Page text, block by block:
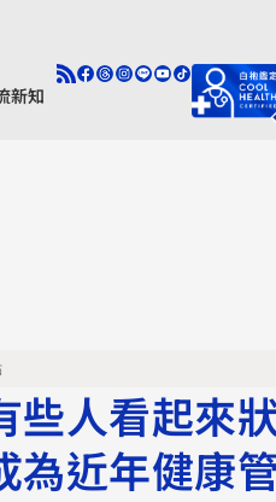
新知
些人看起來
為近年健康